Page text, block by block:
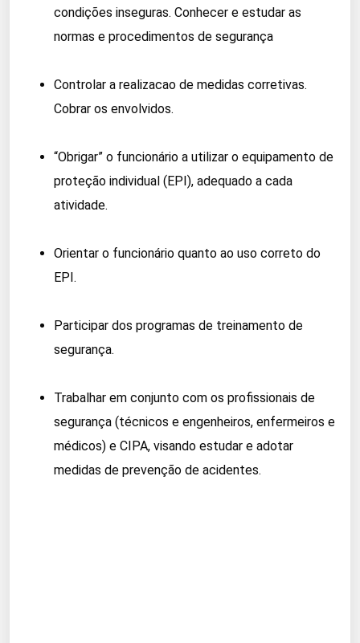
condições inseguras. Conhecer e estudar as
normas e procedimentos de segurança
Controlar a realizacao de medidas corretivas.
Cobrar os envolvidos.
“Obrigar” o funcionário a utilizar o equipamento de
proteção individual (EPI), adequado a cada
atividade.
Orientar o funcionário quanto ao uso correto do
EPI.
Participar dos programas de treinamento de
segurança.
Trabalhar em conjunto com os profissionais de
segurança (técnicos e engenheiros, enfermeiros e
médicos) e CIPA, visando estudar e adotar
medidas de prevenção de acidentes.